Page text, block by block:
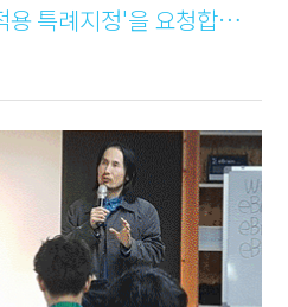
'IT업계 포괄임금제 미적용 특례지정'을 요청합니다.